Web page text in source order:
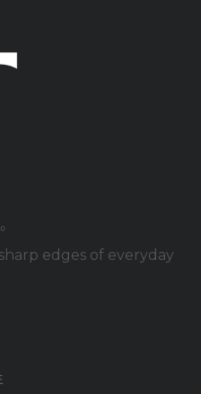
edges of everyday